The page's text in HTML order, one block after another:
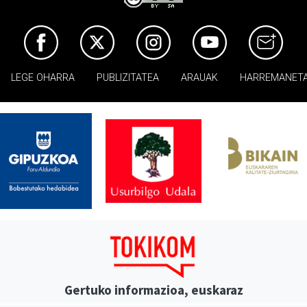
LEGE OHARRA PUBLIZITATEA ARAUAK
Gertuko informazioa, euskaraz